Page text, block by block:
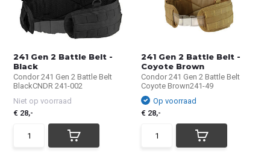
241 Gen 2 Battle Belt -
Black
Condor 241 Gen 2 Battle Belt
BlackCNDR 241-002
Niet op voorraad
€ 28,-
241 Gen 2 Battle Belt -
Coyote Brown
Condor 241 Gen 2 Battle Belt
Coyote Brown241-49
Op voorraad
€ 28,-